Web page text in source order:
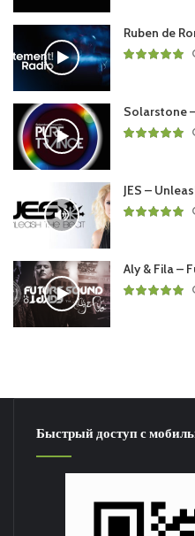
Ruben de
Solarstone
JES –
Aly & Fila –
Быстрый доступ с